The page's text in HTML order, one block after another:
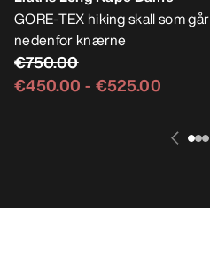
GORE-TEX hiking skall som går
nedenfor knærne
€750.00
€450.00 - €525.00